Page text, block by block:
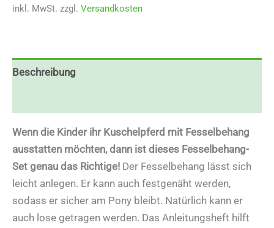
inkl. MwSt. zzgl. Versandkosten
Beschreibung
Wenn die Kinder ihr Kuschelpferd mit Fesselbehang
ausstatten möchten, dann ist dieses Fesselbehang-
Set genau das Richtige! Der Fesselbehang lässt sich
leicht anlegen. Er kann auch festgenäht werden,
sodass er sicher am Pony bleibt. Natürlich kann er
auch lose getragen werden. Das Anleitungsheft hilft